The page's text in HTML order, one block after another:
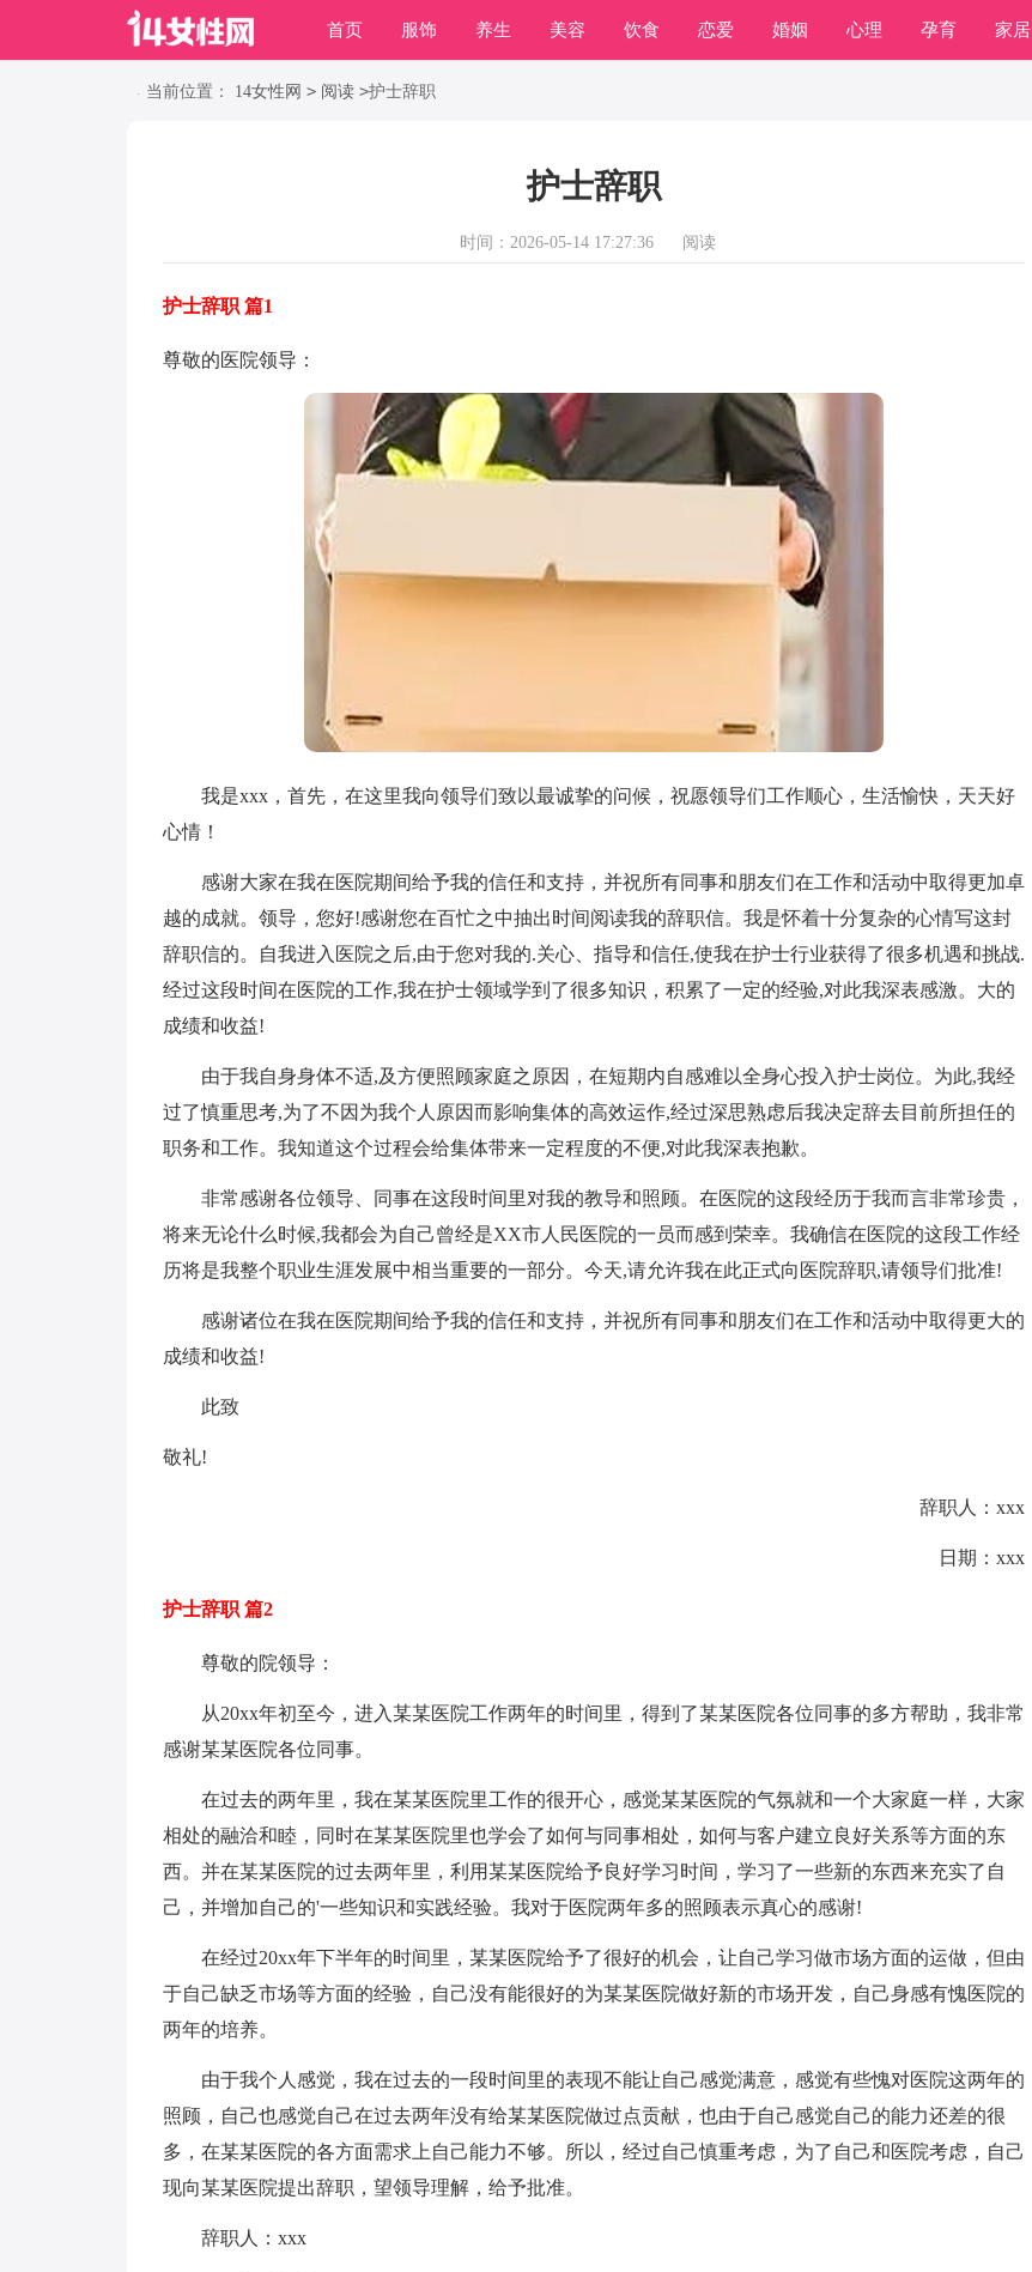
首页 服饰 养生 美容 饮食 恋爱 婚姻 心理 孕育 家居
职场 动物
当前位置： 14女性网 > 阅读 >护士辞职
护士辞职
时间：2026-05-14 17:27:36 阅读
护士辞职 篇1
尊敬的医院领导：
我是xxx，首先，在这里我向领导们致以最诚挚的问候，祝愿领导们工作顺心，生活愉快，天天好
心情！
感谢大家在我在医院期间给予我的信任和支持，并祝所有同事和朋友们在工作和活动中取得更加卓
越的成就。领导，您好!感谢您在百忙之中抽出时间阅读我的辞职信。我是怀着十分复杂的心情写这封
辞职信的。自我进入医院之后,由于您对我的.关心、指导和信任,使我在护士行业获得了很多机遇和挑战.
经过这段时间在医院的工作,我在护士领域学到了很多知识，积累了一定的经验,对此我深表感激。大的
成绩和收益!
由于我自身身体不适,及方便照顾家庭之原因，在短期内自感难以全身心投入护士岗位。为此,我经
过了慎重思考,为了不因为我个人原因而影响集体的高效运作,经过深思熟虑后我决定辞去目前所担任的
职务和工作。我知道这个过程会给集体带来一定程度的不便,对此我深表抱歉。
非常感谢各位领导、同事在这段时间里对我的教导和照顾。在医院的这段经历于我而言非常珍贵，
将来无论什么时候,我都会为自己曾经是XX市人民医院的一员而感到荣幸。我确信在医院的这段工作经
历将是我整个职业生涯发展中相当重要的一部分。今天,请允许我在此正式向医院辞职,请领导们批准!
感谢诸位在我在医院期间给予我的信任和支持，并祝所有同事和朋友们在工作和活动中取得更大的
成绩和收益!
此致
敬礼!
辞职人：xxx
日期：xxx
护士辞职 篇2
尊敬的院领导：
从20xx年初至今，进入某某医院工作两年的时间里，得到了某某医院各位同事的多方帮助，我非常
感谢某某医院各位同事。
在过去的两年里，我在某某医院里工作的很开心，感觉某某医院的气氛就和一个大家庭一样，大家
相处的融洽和睦，同时在某某医院里也学会了如何与同事相处，如何与客户建立良好关系等方面的东
西。并在某某医院的过去两年里，利用某某医院给予良好学习时间，学习了一些新的东西来充实了自
己，并增加自己的'一些知识和实践经验。我对于医院两年多的照顾表示真心的感谢!
在经过20xx年下半年的时间里，某某医院给予了很好的机会，让自己学习做市场方面的运做，但由
于自己缺乏市场等方面的经验，自己没有能很好的为某某医院做好新的市场开发，自己身感有愧医院的
两年的培养。
由于我个人感觉，我在过去的一段时间里的表现不能让自己感觉满意，感觉有些愧对医院这两年的
照顾，自己也感觉自己在过去两年没有给某某医院做过点贡献，也由于自己感觉自己的能力还差的很
多，在某某医院的各方面需求上自己能力不够。所以，经过自己慎重考虑，为了自己和医院考虑，自己
现向某某医院提出辞职，望领导理解，给予批准。
辞职人：xxx